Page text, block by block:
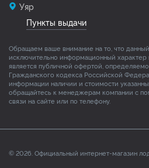
Уяр
Пункты выдачи
Обращаем ваше внимание на то, что
исключительно информационный характер
является публичной офертой,
Гражданского кодекса Российской
информации наличии и стоимости
обращайтесь к менеджерам компании с
связи на сайте или по телефону.
© 2026. Официальный интернет-магазин